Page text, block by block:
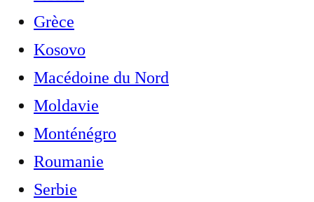
Grèce
Kosovo
Macédoine du Nord
Moldavie
Monténégro
Roumanie
Serbie